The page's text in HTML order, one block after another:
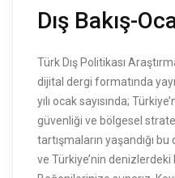
Dış Bakış-
Türk Dış Politikası
dijital dergi formatında
yılı ocak sayısında;
güvenliği ve bölgesel
tartışmaların yaşandığı
ve Türkiye’nin denizlerdeki